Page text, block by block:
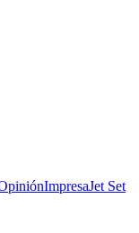
ImpresaJet Set